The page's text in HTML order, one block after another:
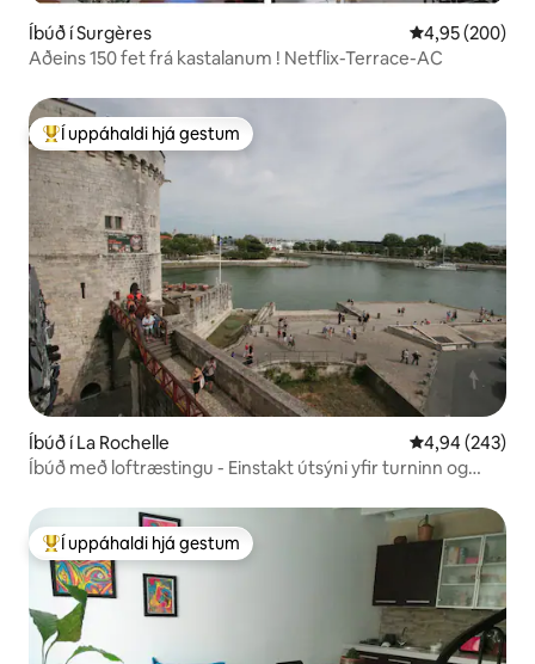
Íbúð í Surgères 4,95 af 5 í
4,95 (200)
Aðeins 150 fet frá kastalanum ! Netflix-Terrace-AC
Í mestu uppáhaldi hjá gestum
Í uppáhaldi hjá gestum
Íbúð í La Rochelle 4,94 af 5 í
4,94 (243)
Íbúð með loftræstingu - Einstakt útsýni yfir turninn og
Í mestu uppáhaldi hjá gestum
Í uppáhaldi hjá gestum